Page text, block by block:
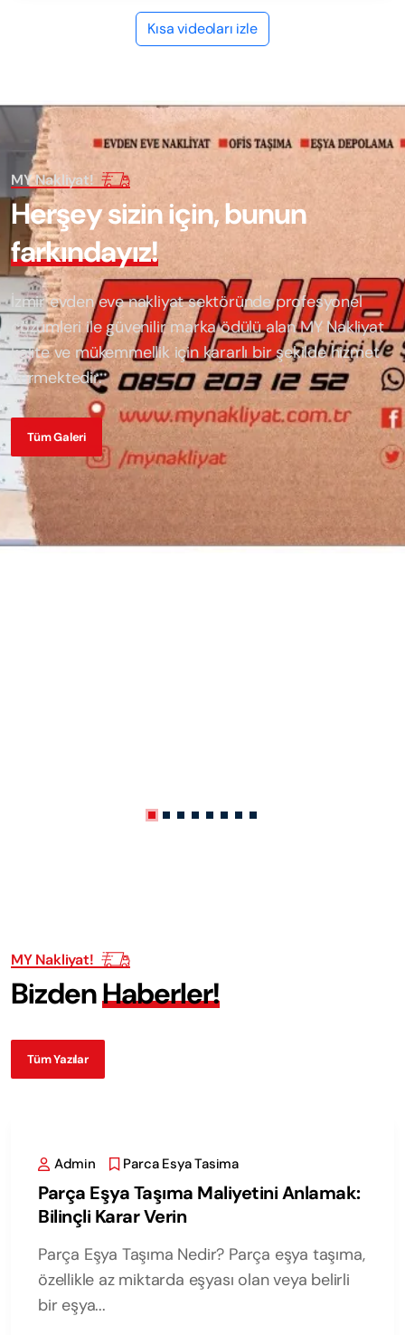
Kısa videoları izle
MY Nakliyat!
Herşeysiziniçin,bunun
farkındayız!
İzmir evden eve nakliyat sektöründe profesyonel
çözümleri ile güvenilir marka ödülü alanMY Nakliyat
kalite ve mükemmellik için kararlı bir şekilde hizmet
vermektedir.
Tüm Galeri
MY Nakliyat!
BizdenHaberler!
Tüm Yazılar
Admin Parca Esya Tasima
Parça Eşya Taşıma Maliyetini Anlamak:
Bilinçli Karar Verin
Parça Eşya Taşıma Nedir? Parça eşya taşıma,
özellikle az miktarda eşyası olan veya belirli
bir eşya...